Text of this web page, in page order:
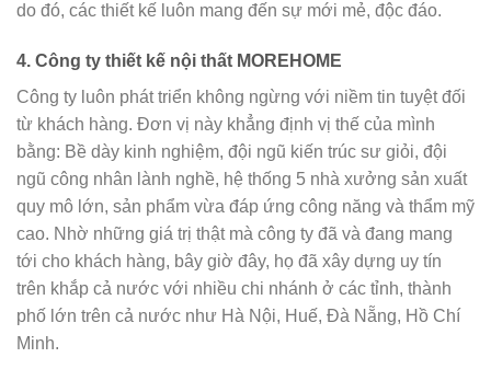
do đó, các thiết kế luôn mang đến sự mới mẻ, độc đáo.
4. Công ty thiết kế nội thất MOREHOME
Công ty luôn phát triển không ngừng với niềm tin tuyệt đối
từ khách hàng. Đơn vị này khẳng định vị thế của mình
bằng: Bề dày kinh nghiệm, đội ngũ kiến trúc sư giỏi, đội
ngũ công nhân lành nghề, hệ thống 5 nhà xưởng sản xuất
quy mô lớn, sản phẩm vừa đáp ứng công năng và thẩm mỹ
cao. Nhờ những giá trị thật mà công ty đã và đang mang
tới cho khách hàng, bây giờ đây, họ đã xây dựng uy tín
trên khắp cả nước với nhiều chi nhánh ở các tỉnh, thành
phố lớn trên cả nước như Hà Nội, Huế, Đà Nẵng, Hồ Chí
Minh.